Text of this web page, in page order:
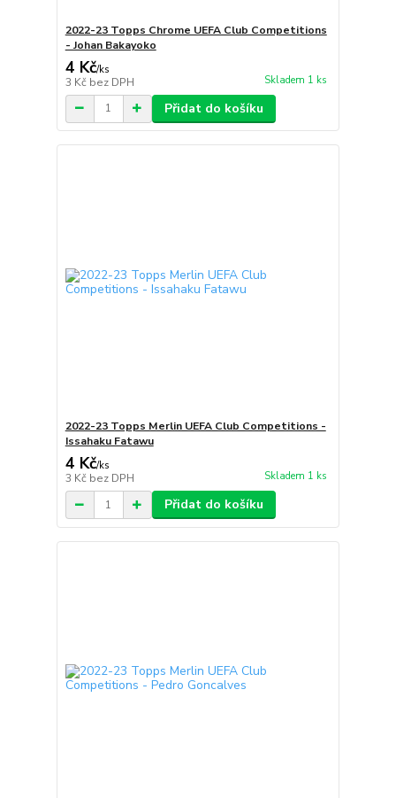
2022-23 Topps Chrome UEFA Club Competitions
- Johan Bakayoko
4 Kč/ks
3 Kč bez DPH Skladem 1 ks
Přidat do košíku
2022-23 Topps Merlin UEFA Club Competitions -
Issahaku Fatawu
4 Kč/ks
3 Kč bez DPH Skladem 1 ks
Přidat do košíku